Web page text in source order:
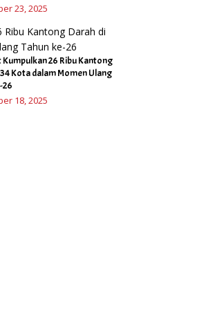
23, 2025
26 Ribu Kantong
Kota dalam Momen Ulang
26
18, 2025